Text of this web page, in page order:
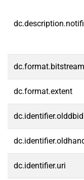
dc.format.bitstream
dc.format.extent
dc.identifier.olddbid
dc.identifier.uri